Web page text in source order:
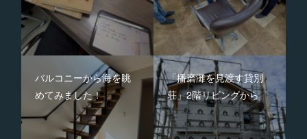
バルコニーから海を眺
めてみました！
「播磨灘を見渡す貸別
荘」2階リビングから